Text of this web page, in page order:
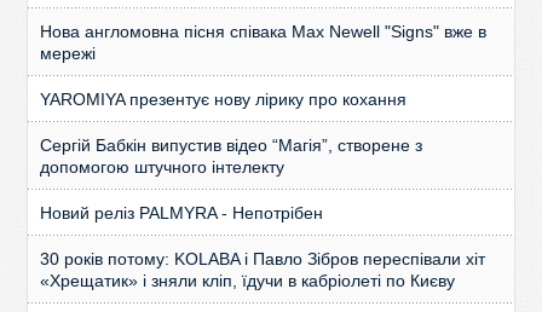
Нова англомовна пісня співака Max Newell "Signs" вже в
мережі
YAROMIYA презентує нову лірику про кохання
Сергій Бабкін випустив відео “Магія”, створене з
допомогою штучного інтелекту
Новий реліз PALMYRA - Непотрібен
30 років потому: KOLABA і Павло Зібров переспівали хіт
«Хрещатик» і зняли кліп, їдучи в кабріолеті по Києву